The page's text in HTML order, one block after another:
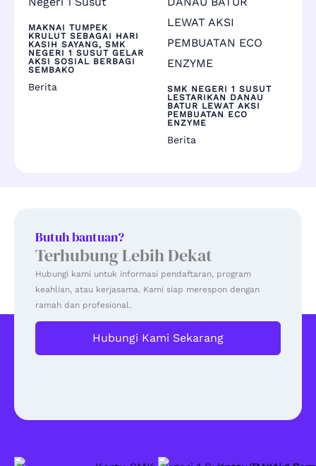
MAKNAI TUMPEK
KRULUT SEBAGAI HARI
KASIH SAYANG, SMK
NEGERI 1 SUSUT GELAR
AKSI SOSIAL BERBAGI
SEMBAKO
Berita
SMK NEGERI 1 SUSUT
LESTARIKAN DANAU
BATUR LEWAT AKSI
PEMBUATAN ECO
ENZYME
Berita
Butuh bantuan?
Terhubung Lebih Dekat
Hubungi kami untuk informasi pendaftaran, program
keahlian, atau kerjasama. Kami siap merespon dengan
ramah dan profesional.
Hubungi Kami Sekarang